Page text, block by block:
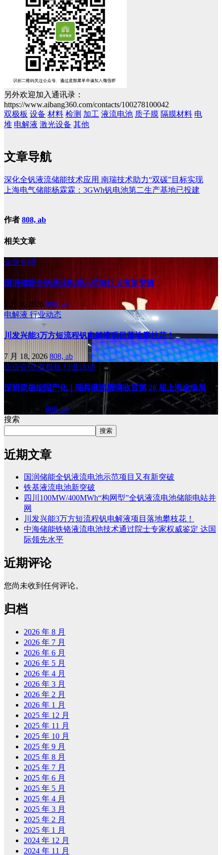
另外欢迎加入通讯录：
https://www.aibang360.com/contacts/100278100042
双极板 设备 材料 检测 加工 液流电池 质子膜 隔膜材料 电
堆 电解液 激光设备 其他
文章导航
深化全钒液流储能技术应用 南瑞技术助力“双碳”目标实现
上海电气储能杨霖霖：3GWh钒电池第二生产基地已投建
作者 808, ab
相关文章
企业介绍
国润储能全钒液流电池示范项目又有新突破
8 月 4, 2026 808, ab
电解液 行业动态
川发兴能3万方短流程钒电解液项目落地攀枝花！
7 月 18, 2026 808, ab
企业介绍双极板 行业活动
深耕双极板国产化｜瑞昇液流圆满收官第 26 届上海全电展
6 月 6, 2026 808, ab
搜索
搜索
近期文章
国润储能全钒液流电池示范项目又有新突破
铁基液流电池新突破
四川100MW/400MWh“构网型”全钒液流电池储能电站并
网
川发兴能3万方短流程钒电解液项目落地攀枝花！
中海储能铁铬液流电池技术通过院士专家权威鉴定 达国
际领先水平
近期评论
您尚未收到任何评论。
归档
2026 年 8 月
2026 年 7 月
2026 年 6 月
2026 年 5 月
2026 年 4 月
2026 年 3 月
2026 年 2 月
2026 年 1 月
2025 年 12 月
2025 年 11 月
2025 年 10 月
2025 年 9 月
2025 年 8 月
2025 年 7 月
2025 年 6 月
2025 年 5 月
2025 年 4 月
2025 年 3 月
2025 年 2 月
2025 年 1 月
2024 年 12 月
2024 年 11 月